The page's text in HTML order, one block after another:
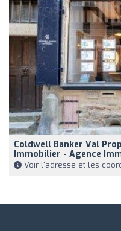
Coldwell Banker Val
Immobilier - Agence
Voir l'adresse et les